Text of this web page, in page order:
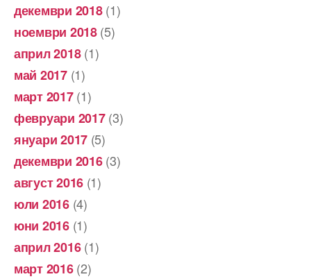
декември 2018(1)
ноември 2018(5)
април 2018(1)
май 2017(1)
март 2017(1)
февруари 2017(3)
януари 2017 (5)
декември 2016(3)
август 2016 (1)
юли 2016(4)
юни 2016(1)
април 2016(1)
март 2016(2)